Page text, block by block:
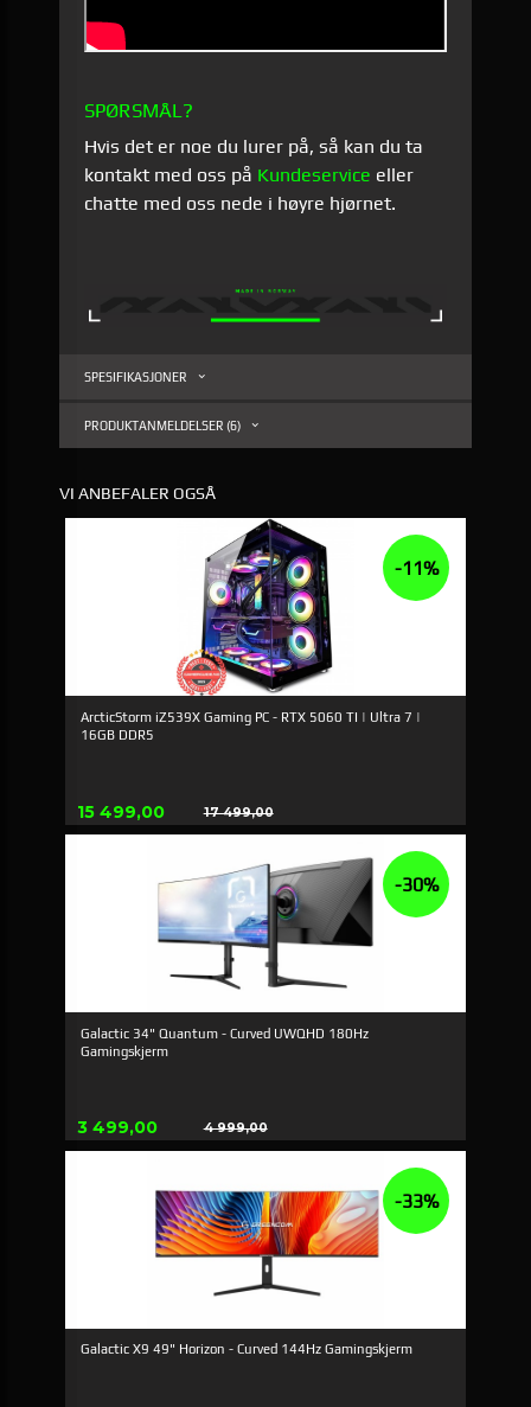
SPØRSMÅL?
Hvis det er noe du lurer på, så kan du ta
kontakt med oss på Kundeservice eller
chatte med oss nede i høyre hjørnet.
SPESIFIKASJONER
PRODUKTANMELDELSER (6)
VI ANBEFALER OGSÅ
ArcticStorm iZ539X Gaming PC - RTX 5060 TI | Ultra 7 |
16GB DDR5
Tilbud
15 499,00 17 499,00
Rabatt
-11%
Galactic 34" Quantum - Curved UWQHD 180Hz
Gamingskjerm
Tilbud
3 499,00 4 999,00
Rabatt
-30%
Galactic X9 49" Horizon - Curved 144Hz Gamingskjerm
-33%